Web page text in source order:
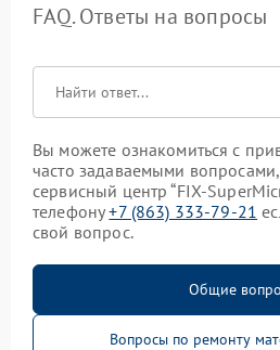
FAQ. Ответы на вопросы
Вы можете ознакомиться с
часто задаваемыми
сервисный центр “FIX-
телефону+7 (863) 333-79-21
свой вопрос.
Общие
Вопросы по ремонту